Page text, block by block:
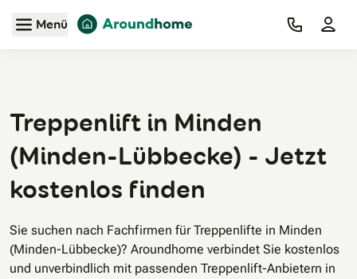
Zum Hauptinhalt
Menü
Treppenlift in Minden
(Minden-Lübbecke) - Jetzt
kostenlos finden
Sie suchen nach Fachfirmen für Treppenlifte in Minden
(Minden-Lübbecke)? Aroundhome verbindet Sie kostenlos
und unverbindlich mit passenden Treppenlift-Anbietern in